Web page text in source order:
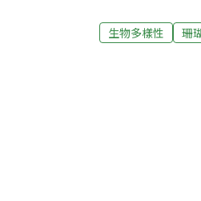
測網東亞區網」
質地景，海洋保
賓介紹，2011
從7月初至10月
和美國小、鼻頭
琉球採用短天數
生物多樣性 珊